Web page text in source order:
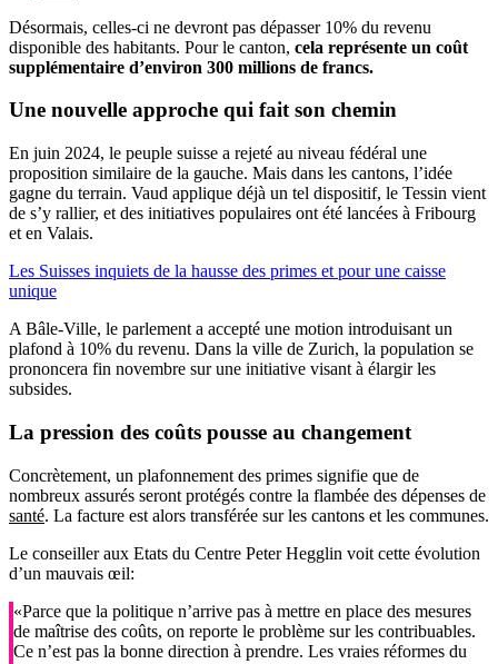
Désormais, celles-ci ne devront pas dépasser 10% du revenu
disponible des habitants. Pour le canton, cela représente un coût
supplémentaire d’environ 300 millions de francs.
Une nouvelle approche qui fait son chemin
En juin 2024, le peuple suisse a rejeté au niveau fédéral une
proposition similaire de la gauche. Mais dans les cantons, l’idée
gagne du terrain. Vaud applique déjà un tel dispositif, le Tessin vient
de s’y rallier, et des initiatives populaires ont été lancées à Fribourg
et en Valais.
Les Suisses inquiets de la hausse des primes et pour une caisse
unique
A Bâle-Ville, le parlement a accepté une motion introduisant un
plafond à 10% du revenu. Dans la ville de Zurich, la population se
prononcera fin novembre sur une initiative visant à élargir les
subsides.
La pression des coûts pousse au changement
Concrètement, un plafonnement des primes signifie que de
nombreux assurés seront protégés contre la flambée des dépenses de
santé. La facture est alors transférée sur les cantons et les communes.
Le conseiller aux Etats du Centre Peter Hegglin voit cette évolution
d’un mauvais œil:
«Parce que la politique n’arrive pas à mettre en place des mesures
de maîtrise des coûts, on reporte le problème sur les contribuables.
Ce n’est pas la bonne direction à prendre. Les vraies réformes du